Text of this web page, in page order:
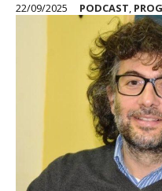
22/09/2025 PODCAST,